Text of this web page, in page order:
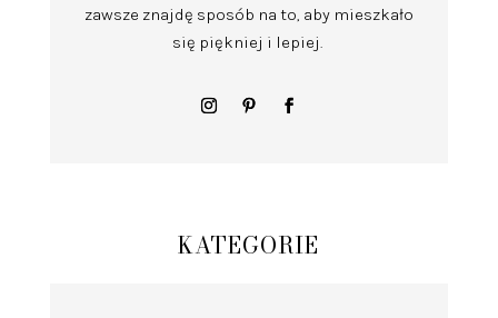
zawsze znajdę sposób na to, aby mieszkało
się piękniej i lepiej.
KATEGORIE